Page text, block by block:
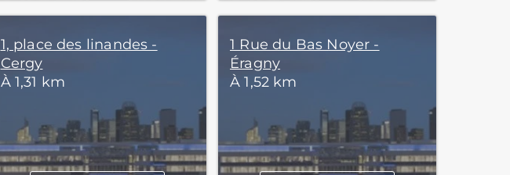
1, place des linandes -
Cergy
À 1,31 km
1 Rue du Bas Noyer -
Éragny
À 1,52 km